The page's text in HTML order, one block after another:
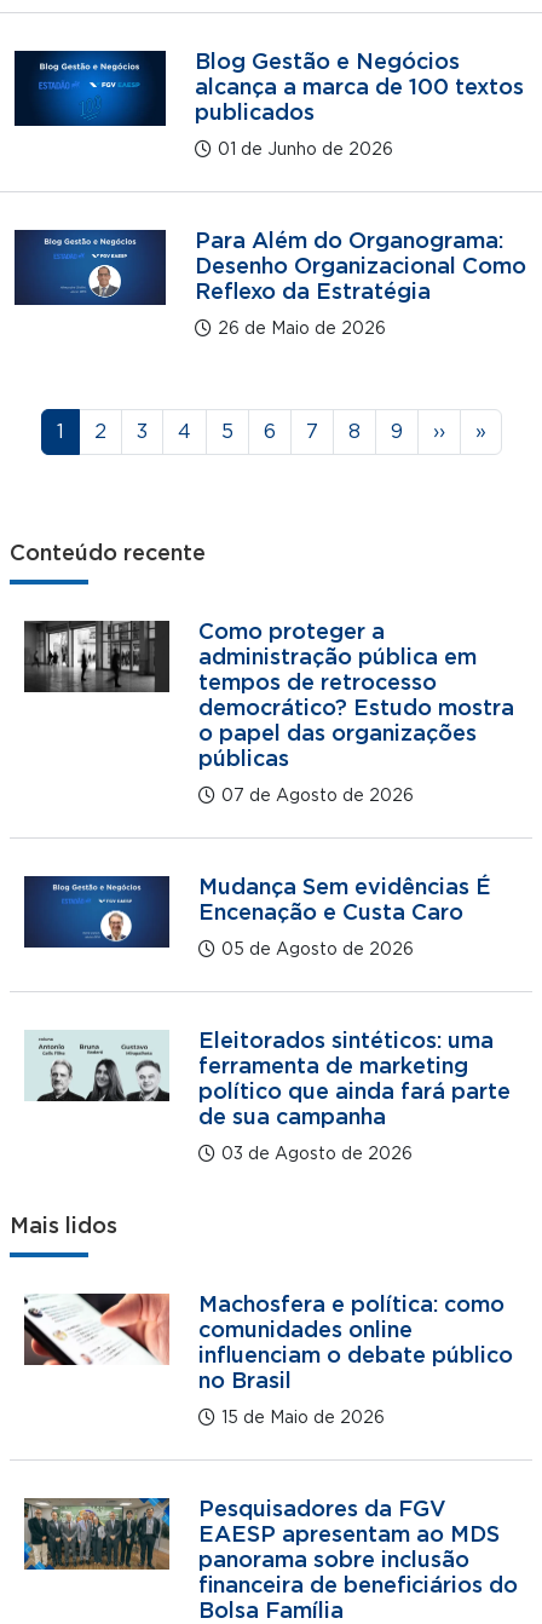
Blog Gestão e Negócios
alcança a marca de 100 textos
publicados
01 de Junho de 2026
Para Além do Organograma:
Desenho Organizacional Como
Reflexo da Estratégia
26 de Maio de 2026
Paginação
Página
1 Página
2 Página
3 Página
4 Página
5 Página
6 Página
7 Página
8 Página
9 Próxima
›› Última
»
Conteúdo recente
Como proteger a
administração pública em
tempos de retrocesso
democrático? Estudo mostra
o papel das organizações
públicas
07 de Agosto de 2026
Mudança Sem evidências É
Encenação e Custa Caro
05 de Agosto de 2026
Eleitorados sintéticos: uma
ferramenta de marketing
político que ainda fará parte
de sua campanha
03 de Agosto de 2026
Mais lidos
Machosfera e política: como
comunidades online
influenciam o debate público
no Brasil
15 de Maio de 2026
Pesquisadores da FGV
EAESP apresentam ao MDS
panorama sobre inclusão
financeira de beneficiários do
Bolsa Família